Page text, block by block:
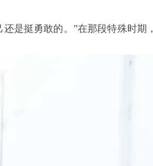
是挺勇敢的。”在那段特殊时期，